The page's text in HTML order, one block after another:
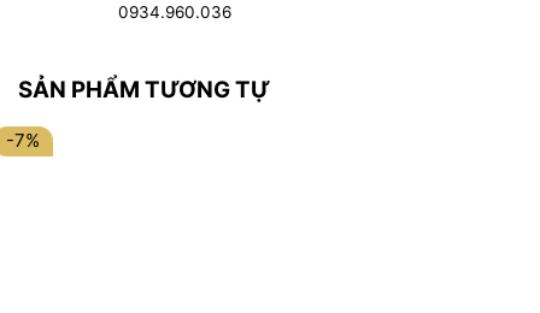
0934.960.036
SẢN PHẨM TƯƠNG TỰ
-7%